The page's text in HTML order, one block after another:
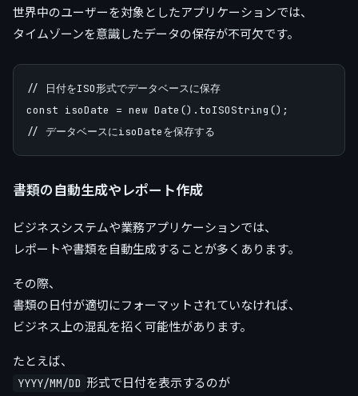
世界中のユーザーを対象としたアプリケーションでは、
タイムゾーンを意識したデータの保存が不可欠です。
// 日付をISO形式でデータベースに保存
const isoDate = new Date().toISOString();
書類の自動生成やレポート作成
ビジネスシステムや業務アプリケーションでは、
レポートや書類を自動生成することが多くあります。
その際、
書類の日付が適切にフォーマットされていなければ、
ビジネス上の混乱を招く可能性があります。
たとえば、
YYYY/MM/DD 形式で日付を表示するのが